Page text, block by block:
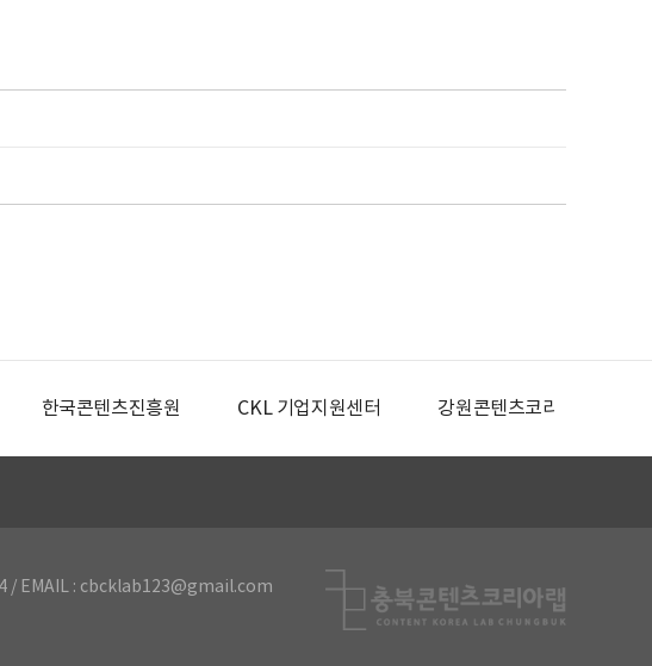
한국콘텐츠진흥원 CKL 기업지원센터 강원콘텐츠코리아랩
/ EMAIL : cbcklab123@gmail.com